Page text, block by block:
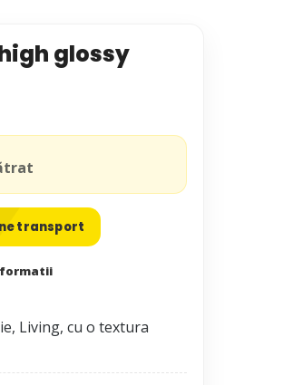
glossy
transport
Living, cu o textura